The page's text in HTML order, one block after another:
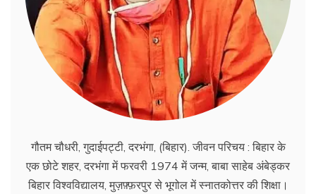
गौतम चौधरी, गुदाईपट्टी, दरभंगा, (बिहार). जीवन परिचय : बिहार के
एक छोटे शहर, दरभंगा में फरवरी 1974 में जन्म, बाबा साहेब अंबेड्कर
बिहार विश्वविद्यालय, मुज़फ़्फ़रपुर से भूगोल में स्नातकोत्तर की शिक्षा।